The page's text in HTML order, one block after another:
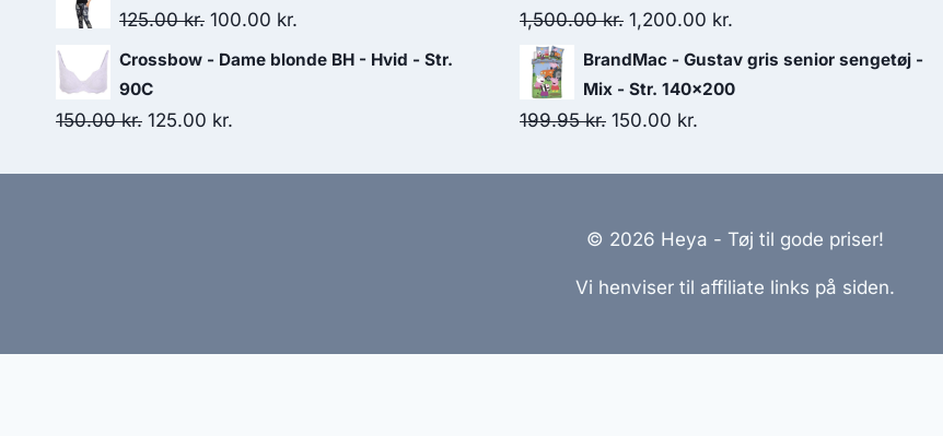
was:
125.00kr. Original
price
125.00 kr..
100.00 kr.
price
Crossbow - Dame blonde BH - Hvid - Str.
90C
150.00kr. Original
125.00 kr.
85.00 kr..
1,500.00kr. Original
price
was:
1,500.00 kr..
1,200.00 kr.
price
is:
BrandMac - Gustav gris senior sengetøj -
Mix - Str. 140x200
199.95kr. Original
150.00 kr.
© 2026 Heya - Tøj til gode priser!
Vi henviser til affiliate links på siden.